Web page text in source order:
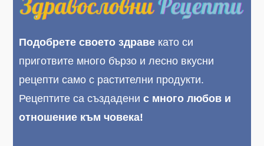
Подобрете своето здраве като си
приготвите много бързо и лесно вкусни
рецепти само с растителни продукти.
Рецептите са създаденис много любов и
отношение към човека!